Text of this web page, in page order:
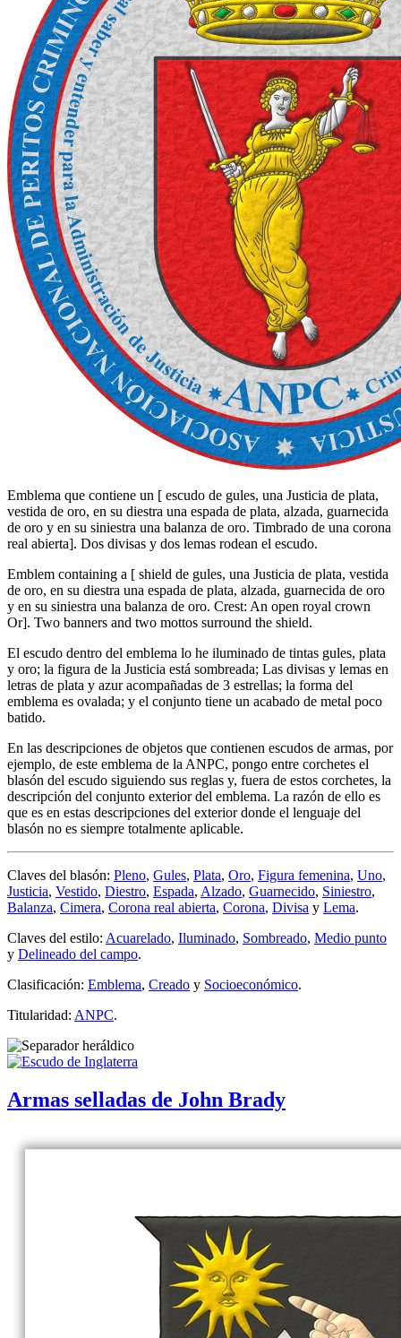
Emblema que contiene un [ escudo de gules, una Justicia de plata,
vestida de oro, en su diestra una espada de plata, alzada, guarnecida
de oro y en su siniestra una balanza de oro. Timbrado de una corona
real abierta]. Dos divisas y dos lemas rodean el escudo.
Emblem containing a [ shield de gules, una Justicia de plata, vestida
de oro, en su diestra una espada de plata, alzada, guarnecida de oro
y en su siniestra una balanza de oro. Crest: An open royal crown
Or]. Two banners and two mottos surround the shield.
El escudo dentro del emblema lo he iluminado de tintas gules, plata
y oro; la figura de la Justicia está sombreada; Las divisas y lemas en
letras de plata y azur acompañadas de 3 estrellas; la forma del
emblema es ovalada; y el conjunto tiene un acabado de metal poco
batido.
En las descripciones de objetos que contienen escudos de armas, por
ejemplo, de este emblema de la ANPC, pongo entre corchetes el
blasón del escudo siguiendo sus reglas y, fuera de estos corchetes, la
descripción del conjunto exterior del emblema. La razón de ello es
que es en estas descripciones del exterior donde el lenguaje del
blasón no es siempre totalmente aplicable.
Claves del blasón: Pleno, Gules, Plata, Oro, Figura femenina, Uno,
Justicia, Vestido, Diestro, Espada, Alzado, Guarnecido, Siniestro,
Balanza, Cimera, Corona real abierta, Corona, Divisa y Lema.
Claves del estilo: Acuarelado, Iluminado, Sombreado, Medio punto
y Delineado del campo.
Clasificación: Emblema, Creado y Socioeconómico.
Titularidad: ANPC.
Armas selladas de John Brady